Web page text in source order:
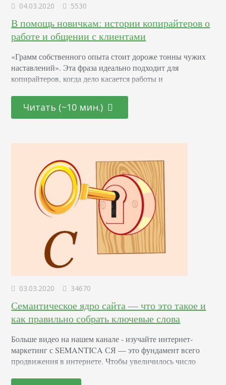
04.03.2020 5530
В помощь новичкам: истории копирайтеров о
работе и общении с клиентами
«Грамм собственного опыта стоит дороже тонны чужих
наставлений». Эта фраза идеально подходит для
копирайтеров, когда дело касается работы и
сотрудничество приносит новый опыт и позволяет делать
какие-то выводы для себя. И хотя научиться на чужих
Рассказала о ситуациях, ставших поучительными для
Читать (~10 мин.)
03.03.2020 34670
Семантическое ядро сайта — что это такое и
как правильно собрать ключевые слова
Больше видео на нашем канале - изучайте интернет-
маркетинг с SEMANTICA СЯ — это фундамент всего
продвижения в интернете. Чтобы увеличилось число